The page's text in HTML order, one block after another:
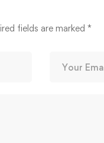
fields are marked *